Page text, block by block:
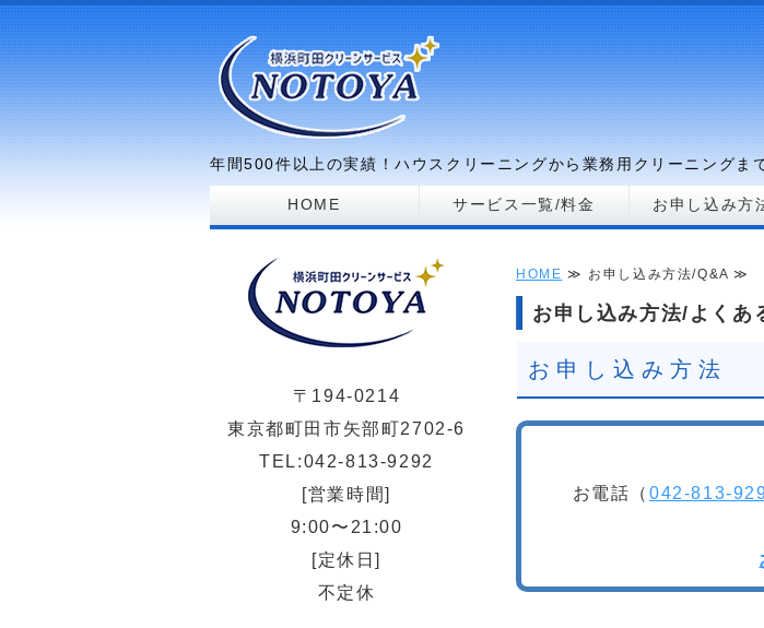
エアコン、キッチン、浴室、トイレ、業
年間500件以上の実績！ハウスクリーニングから業務用クリーニングま
HOME サービス一覧/料金 お申し込み方
HOME ≫ お申し込み方法/Q&A ≫
お申し込み方法/よくあ
お申し込み方法
お電話（ 042-813-
〒194-0214
東京都町田市矢部町2702-6
TEL:042-813-9292
[営業時間]
9:00〜21:00
[定休日]
不定休